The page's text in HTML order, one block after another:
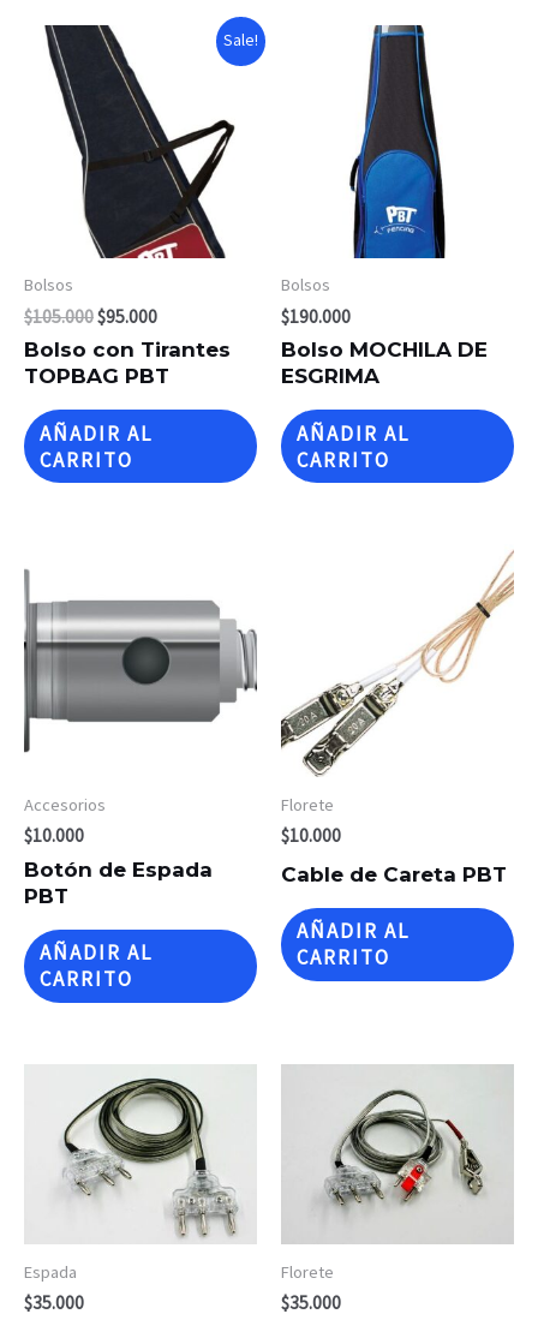
Sale!
Bolsos
$105.000$95.000
Bolso con Tirantes
TOPBAG PBT
AÑADIR AL
CARRITO
Bolsos
$190.000
Bolso MOCHILA DE
ESGRIMA
AÑADIR AL
CARRITO
Accesorios
$10.000
Botón de Espada
PBT
AÑADIR AL
CARRITO
Florete
$10.000
Cable de Careta PBT
AÑADIR AL
CARRITO
Espada
$35.000
Florete
$35.000